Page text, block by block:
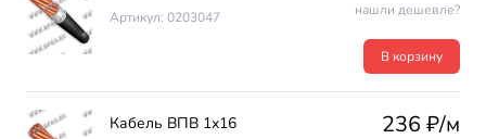
Артикул: 0203047 нашли дешевле?
В корзину
Кабель ВПВ 1х16 236 ₽/м